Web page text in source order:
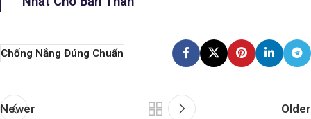
Chống Nắng Đúng Chuẩn
Newer Older